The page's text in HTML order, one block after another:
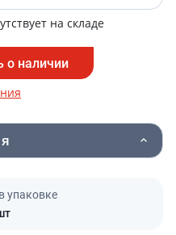
на складе
о наличии
упаковке